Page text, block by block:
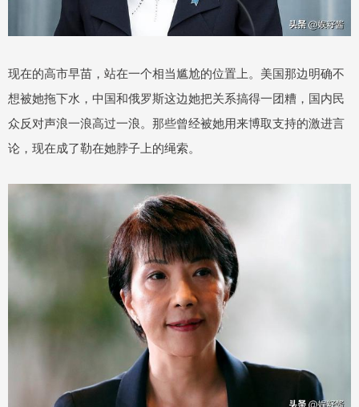
现在的高市早苗，站在一个相当尴尬的位置上。美国那边明确不
想被她拖下水，中国和俄罗斯这边她把关系搞得一团糟，国内民
众反对声浪一浪高过一浪。那些曾经被她用来博取支持的激进言
论，现在成了勒在她脖子上的绳索。